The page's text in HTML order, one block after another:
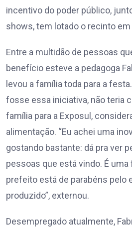
incentivo do poder público,
shows, tem lotado o recinto
Entre a multidão de pessoas
benefício esteve a pedagoga
levou a família toda para a
fosse essa iniciativa, não teria
família para a Exposul,
alimentação. “Eu achei uma
gostando bastante: dá pra ver
pessoas que está vindo. É
prefeito está de parabéns pelo
produzido”, externou.
Desempregado atualmente,